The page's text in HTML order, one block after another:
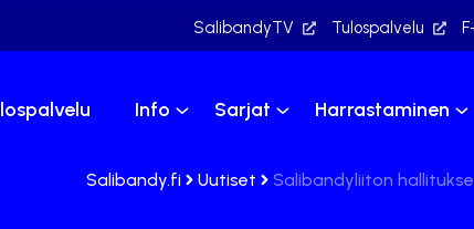
SalibandyTV Tulospalvelu
Info Sarjat Harrastaminen
Salibandy.fi Uutiset Salibandyliiton